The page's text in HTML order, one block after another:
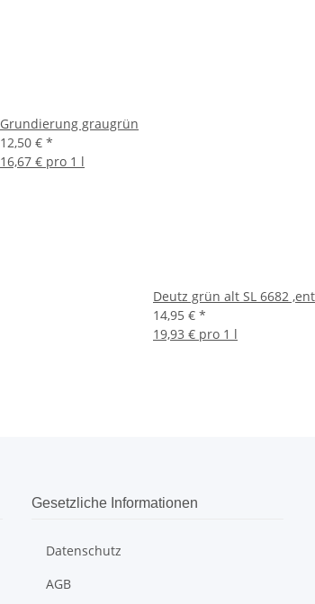
Grundierung graugrün
12,50 € *
16,67 € pro 1 l
Deutz grün alt SL 6682
14,95 € *
19,93 € pro 1 l
Gesetzliche Informationen
Datenschutz
AGB